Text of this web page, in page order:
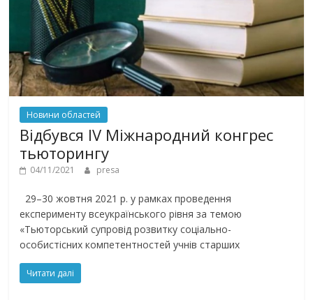
Новини областей
Відбувся IV Міжнародний конгрес
тьюторингу
04/11/2021 presa
29–30 жовтня 2021 р. у рамках проведення
експерименту всеукраїнського рівня за темою
«Тьюторський супровід розвитку соціально-
особистісних компетентностей учнів старших
Читати далі